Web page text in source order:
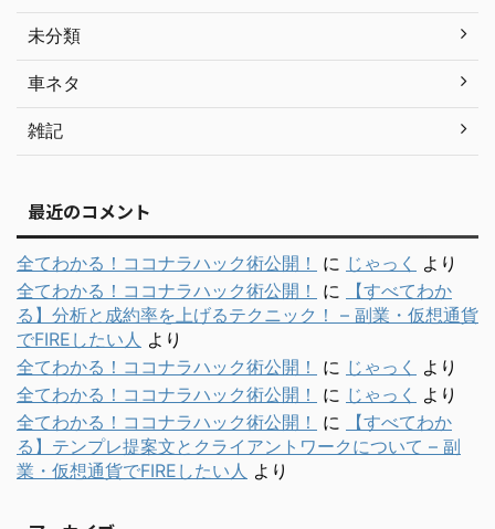
未分類
車ネタ
雑記
最近のコメント
全てわかる！ココナラハック術公開！ に じゃっく
より
全てわかる！ココナラハック術公開！
に
【すべてわか
る】分析と成約率を上げるテクニック！ – 副業・仮想通貨
でFIREしたい人 より
全てわかる！ココナラハック術公開！
に じゃっく
より
全てわかる！ココナラハック術公開！
に じゃっく
より
全てわかる！ココナラハック術公開！
に
【すべてわか
る】テンプレ提案文とクライアントワークについて – 副
業・仮想通貨でFIREしたい人 より